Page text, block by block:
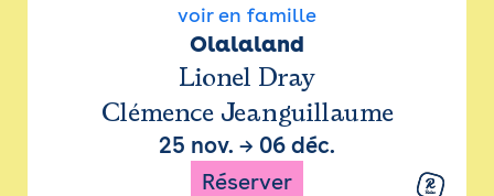
voir en famille
Olalaland
Lionel Dray
Clémence Jeanguillaume
25 nov. → 06 déc.
Réserver